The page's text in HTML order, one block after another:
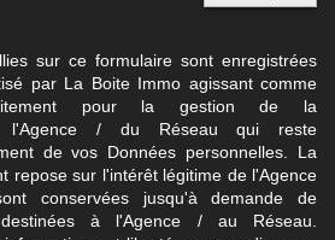
sur ce formulaire sont enregistrées
par La Boite Immo agissant comme
pour la gestion de la
l'Agence / du Réseau qui reste
de vos Données personnelles. La
repose sur l'intérêt légitime de l'Agence
conservées jusqu'à demande de
à l'Agence / au Réseau.